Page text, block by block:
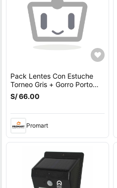
Pack Lentes Con Estuche
Torneo Gris + Gorro Porto
Fucsia
S/ 66.00
Promart